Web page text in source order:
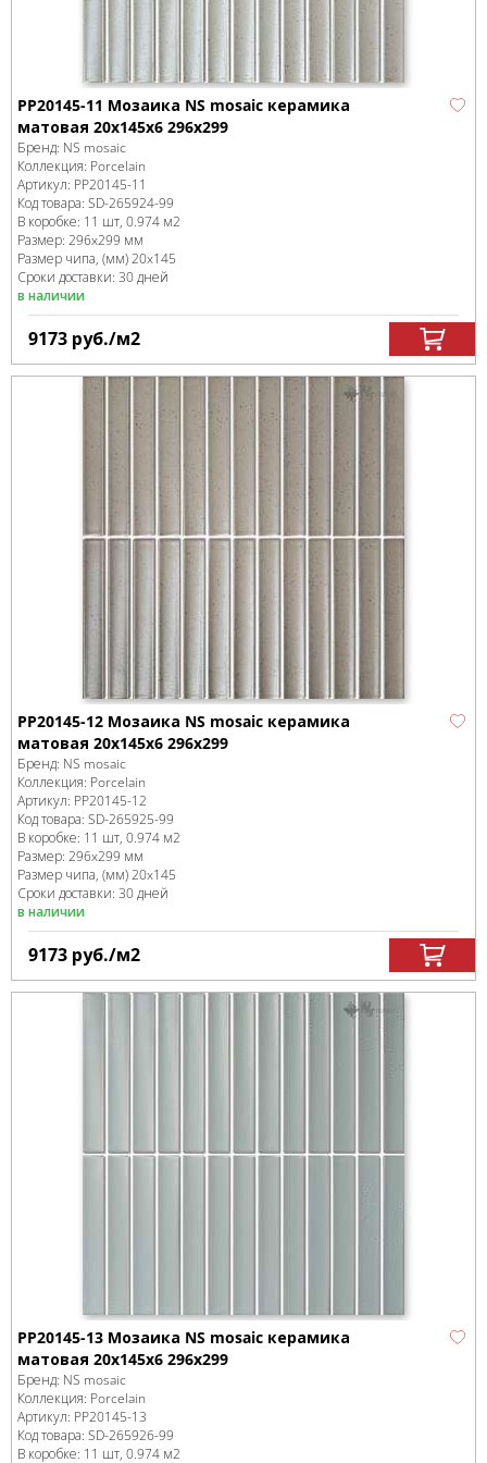
PP20145-11 Мозаика NS mosaic керамика
матовая 20x145x6 296x299
Бренд: NS mosaic
Коллекция: Porcelain
Артикул: PP20145-11
Код товара: SD-265924-99
В коробке: 11 шт, 0.974 м2
Размер: 296x299 мм
Размер чипа, (мм)20x145
Сроки доставки: 30 дней
в наличии
9173 руб./м2
PP20145-12 Мозаика NS mosaic керамика
матовая 20x145x6 296x299
Бренд: NS mosaic
Коллекция: Porcelain
Артикул: PP20145-12
Код товара: SD-265925-99
В коробке: 11 шт, 0.974 м2
Размер: 296x299 мм
Размер чипа, (мм)20x145
Сроки доставки: 30 дней
в наличии
9173 руб./м2
PP20145-13 Мозаика NS mosaic керамика
матовая 20x145x6 296x299
Бренд: NS mosaic
Коллекция: Porcelain
Артикул: PP20145-13
Код товара: SD-265926-99
В коробке: 11 шт, 0.974 м2